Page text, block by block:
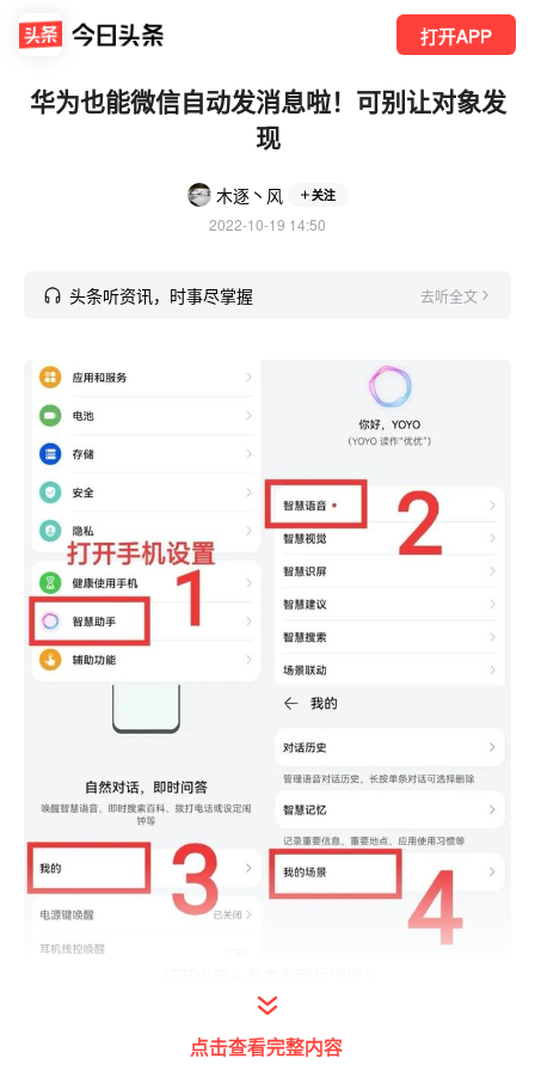
打开APP
华为也能微信自动发消息啦！可别让对象发
现
木逐丶风 关注
2022-10-19 14:50
头条听资讯，时事尽掌握 去听全文
点击查看完整内容